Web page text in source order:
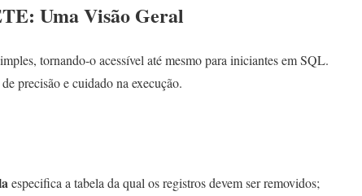
Uma Visão Geral
tornando-o acessível até mesmo para iniciantes em SQL.
precisão e cuidado na execução.
especifica a tabela da qual os registros devem ser removidos;